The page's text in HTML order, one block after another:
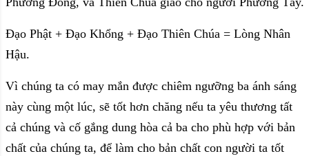
Đạo Phật + Đạo Khổng + Đạo Thiên Chúa = Lòng Nhân
Hậu.
Vì chúng ta có may mắn được chiêm ngưỡng ba ánh sáng
này cùng một lúc, sẽ tốt hơn chăng nếu ta yêu thương tất
cả chúng và cố gắng dung hòa cả ba cho phù hợp với bản
chất của chúng ta, để làm cho bản chất con người ta tốt